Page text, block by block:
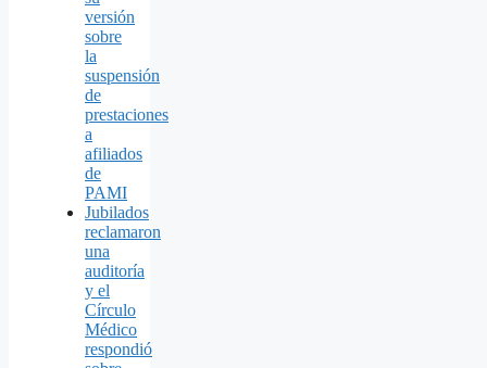
versión
sobre
la
suspensión
de
prestaciones
a
afiliados
de
PAMI
Jubilados
reclamaron
una
auditoría
y el
Círculo
Médico
respondió